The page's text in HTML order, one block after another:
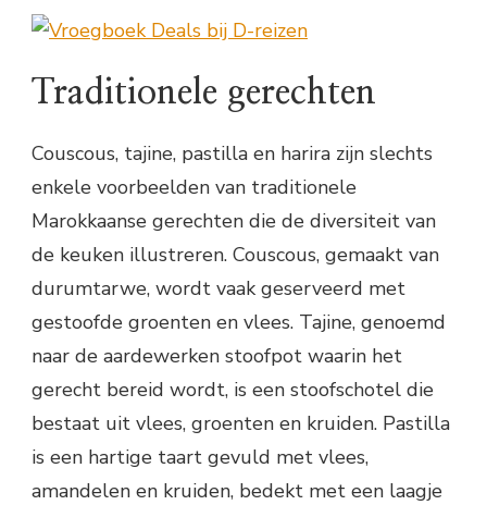
Traditionele gerechten
Couscous, tajine, pastilla en harira zijn slechts
enkele voorbeelden van traditionele
Marokkaanse gerechten die de diversiteit van
de keuken illustreren. Couscous, gemaakt van
durumtarwe, wordt vaak geserveerd met
gestoofde groenten en vlees. Tajine, genoemd
naar de aardewerken stoofpot waarin het
gerecht bereid wordt, is een stoofschotel die
bestaat uit vlees, groenten en kruiden. Pastilla
is een hartige taart gevuld met vlees,
amandelen en kruiden, bedekt met een laagje